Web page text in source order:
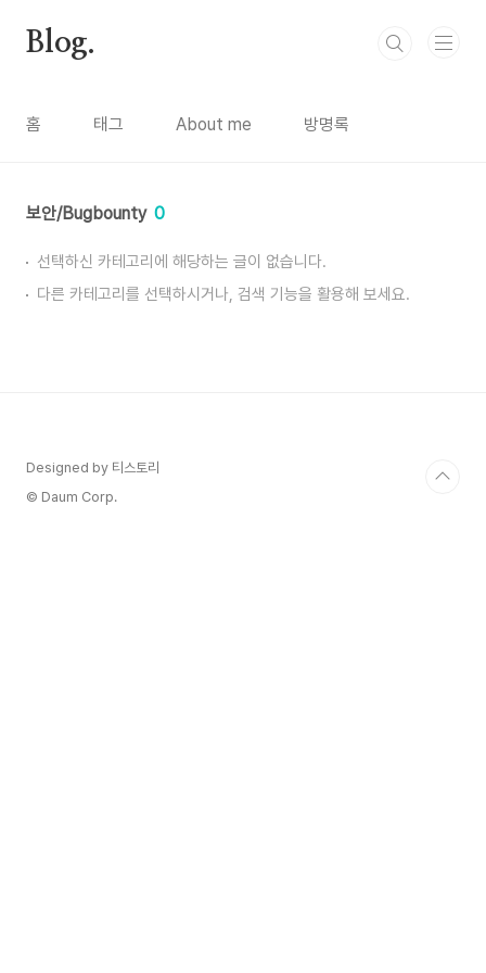
Blog.
홈 태그 About me 방명록
보안/Bugbounty 0
선택하신 카테고리에 해당하는 글이 없습니다.
다른 카테고리를 선택하시거나, 검색 기능을 활용해 보세요.
Designed by 티스토리
© Daum Corp.